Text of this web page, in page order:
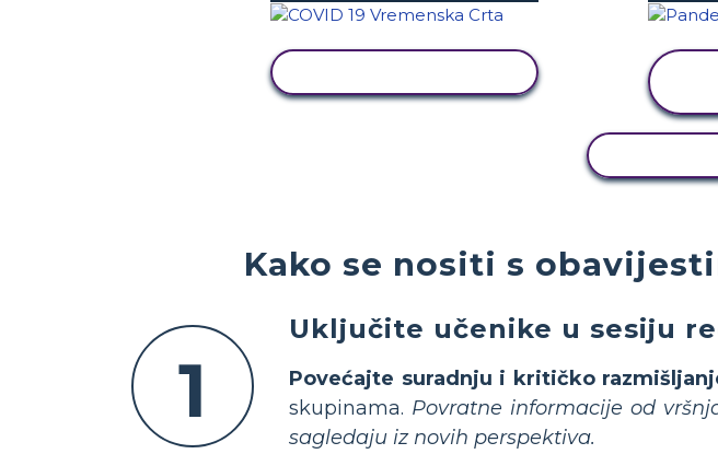
Kako se nositi s
1
Uključite učenike u sesiju
Povećajte suradnju i kritičko
skupinama. Povratne informacije od
sagledaju iz novih perspektiva.